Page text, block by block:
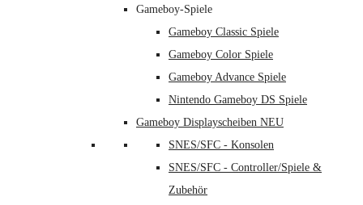
Gameboy-Spiele
Gameboy Classic Spiele
Gameboy Color Spiele
Gameboy Advance Spiele
Nintendo Gameboy DS Spiele
Gameboy Displayscheiben NEU
SNES/SFC - Konsolen
SNES/SFC - Controller/Spiele &
Zubehör